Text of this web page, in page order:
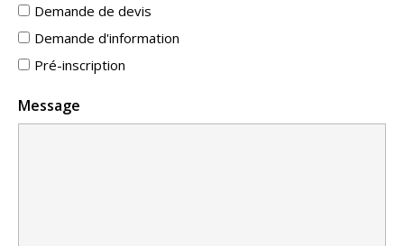
Demande de devis
Demande d'information
Pré-inscription
Message